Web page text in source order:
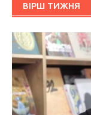
ВІРШ ТИЖНЯ